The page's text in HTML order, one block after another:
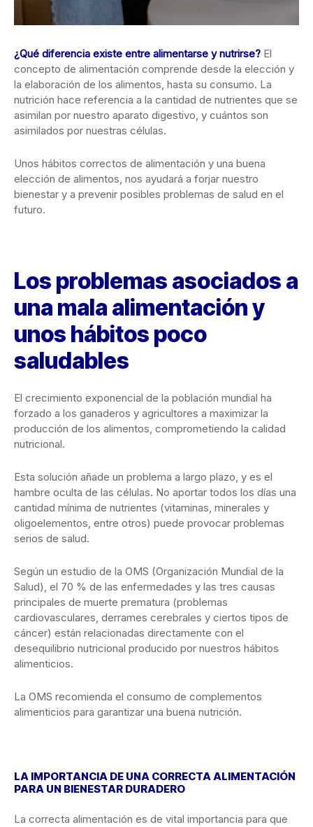
¿Qué diferencia existe entre alimentarse y nutrirse? El
concepto de alimentación comprende desde la elección y
la elaboración de los alimentos, hasta su consumo. La
nutrición hace referencia a la cantidad de nutrientes que se
asimilan por nuestro aparato digestivo, y cuántos son
asimilados por nuestras células.
Unos hábitos correctos de alimentación y una buena
elección de alimentos, nos ayudará a forjar nuestro
bienestar y a prevenir posibles problemas de salud en el
futuro.
Los problemas asociados a
una mala alimentación y
unos hábitos poco
saludables
El crecimiento exponencial de la población mundial ha
forzado a los ganaderos y agricultores a maximizar la
producción de los alimentos, comprometiendo la calidad
nutricional.
Esta solución añade un problema a largo plazo, y es el
hambre oculta de las células. No aportar todos los días una
cantidad mínima de nutrientes (vitaminas, minerales y
oligoelementos, entre otros) puede provocar problemas
serios de salud.
Según un estudio de la OMS (Organización Mundial de la
Salud), el 70 % de las enfermedades y las tres causas
principales de muerte prematura (problemas
cardiovasculares, derrames cerebrales y ciertos tipos de
cáncer) están relacionadas directamente con el
desequilibrio nutricional producido por nuestros hábitos
alimenticios.
La OMS recomienda el consumo de complementos
alimenticios para garantizar una buena nutrición.
LA IMPORTANCIA DE UNA CORRECTA ALIMENTACIÓN
PARA UN BIENESTAR DURADERO
La correcta alimentación es de vital importancia para que